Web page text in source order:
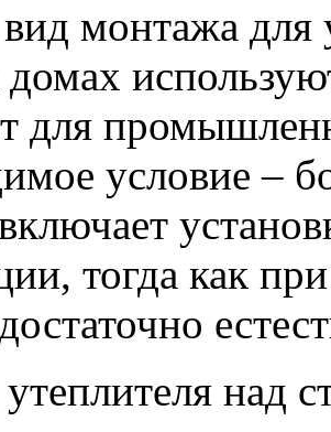
монтажа для
для
условие –
тогда как
над